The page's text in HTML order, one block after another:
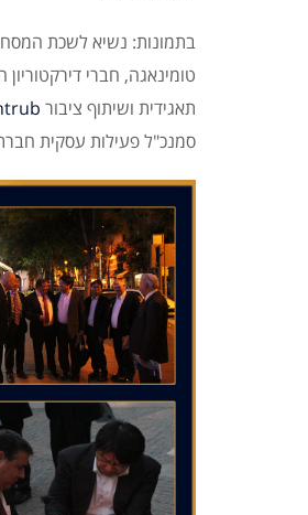
תאגידית ושיתוף ציבור
סמנכ"ל פעילות עסקית